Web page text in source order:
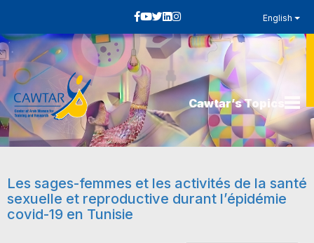
English
Cawtar’s Topics
Les sages-femmes et les activités de la santé
sexuelle et reproductive durant l’épidémie
covid-19 en Tunisie